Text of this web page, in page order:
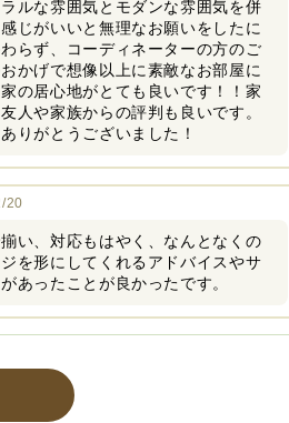
ルな雰囲気とモダンな雰囲気を併
じがいいと無理なお願いをしたに
らず、コーディネーターの方のご
かげで想像以上に素敵なお部屋に
の居心地がとても良いです！！家
人や家族からの評判も良いです。
りがとうございました！
20
い、対応もはやく、なんとなくの
を形にしてくれるアドバイスやサ
あったことが良かったです。